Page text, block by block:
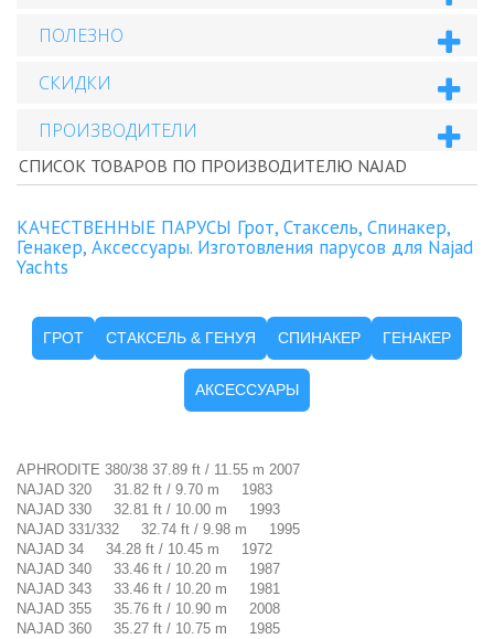
ПОЛЕЗНО
СКИДКИ
ПРОИЗВОДИТЕЛИ
СПИСОК ТОВАРОВ ПО ПРОИЗВОДИТЕЛЮ NAJAD
КАЧЕСТВЕННЫЕ ПАРУСЫ Грот, Стаксель, Спинакер,
Генакер, Аксессуары. Изготовления парусов для Najad
Yachts
ГРОТ СТАКСЕЛЬ & ГЕНУЯ СПИНАКЕР ГЕНАКЕР
АКСЕССУАРЫ
APHRODITE 380/38 37.89 ft / 11.55 m 2007
NAJAD 320 31.82 ft / 9.70 m 1983
NAJAD 330 32.81 ft / 10.00 m 1993
NAJAD 331/332 32.74 ft / 9.98 m 1995
NAJAD 34 34.28 ft / 10.45 m 1972
NAJAD 340 33.46 ft / 10.20 m 1987
NAJAD 343 33.46 ft / 10.20 m 1981
NAJAD 355 35.76 ft / 10.90 m 2008
NAJAD 360 35.27 ft / 10.75 m 1985